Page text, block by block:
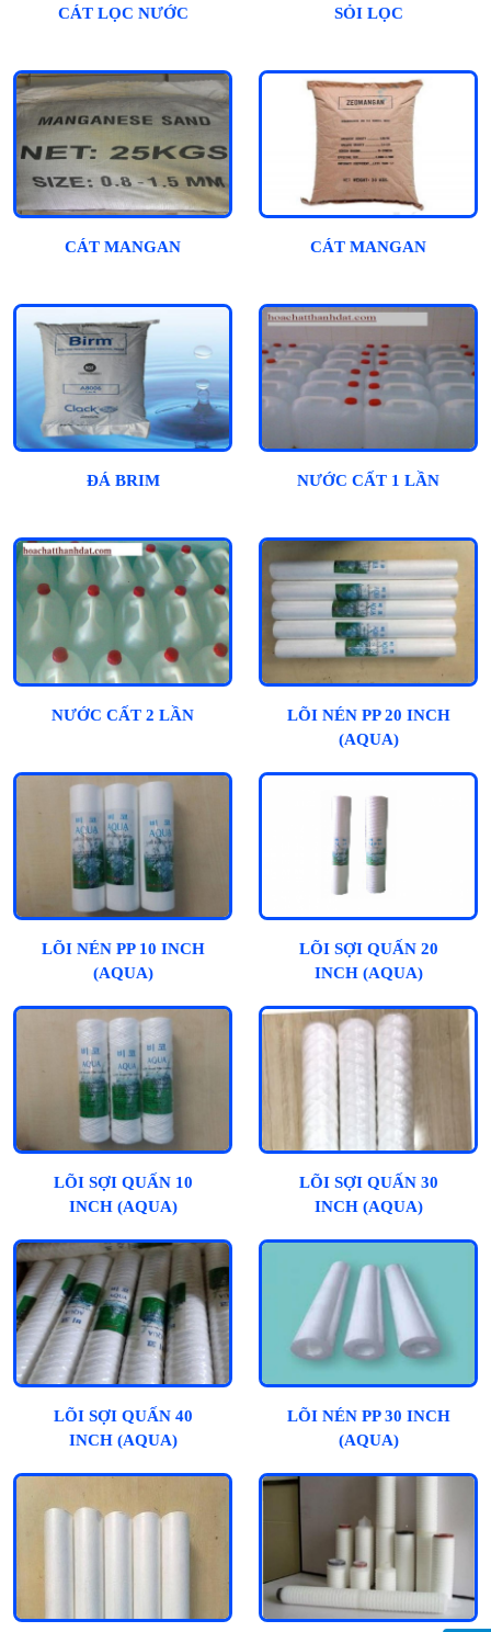
CÁT LỌC NƯỚC SỎI LỌC
CÁT MANGAN CÁT MANGAN
ĐÁ BRIM NƯỚC CẤT 1 LẦN
NƯỚC CẤT 2 LẦN
LÕI NÉN PP 20 INCH
(AQUA)
LÕI NÉN PP 10 INCH
(AQUA)
LÕI SỢI QUẤN 20
INCH (AQUA)
LÕI SỢI QUẤN 10
INCH (AQUA)
LÕI SỢI QUẤN 30
INCH (AQUA)
LÕI SỢI QUẤN 40
INCH (AQUA)
LÕI NÉN PP 30 INCH
(AQUA)